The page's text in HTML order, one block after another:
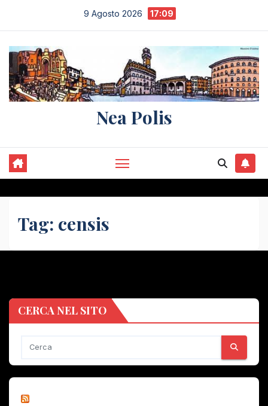
contenuto
9 Agosto 2026 17:09
Nea Polis
Tag: censis
CERCA NEL SITO